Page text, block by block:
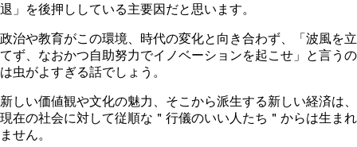
退」を後押ししている主要因だと思います。
政治や教育がこの環境、時代の変化と向き合わず、「波風を立
てず、なおかつ自助努力でイノベーションを起こせ」と言うの
は虫がよすぎる話でしょう。
新しい価値観や文化の魅力、そこから派生する新しい経済は、
現在の社会に対して従順な＂行儀のいい人たち＂からは生まれ
ません。